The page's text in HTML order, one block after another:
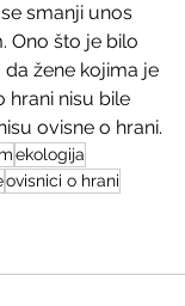
smanji unos
Ono što je bilo
žene kojima je
hrani nisu bile
ovisne o hrani.
ekologija
ovisnici o hrani